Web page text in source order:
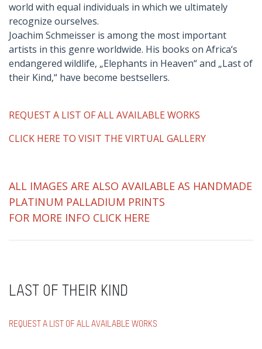
world with equal individuals in which we ultimately
recognize ourselves.
Joachim Schmeisser is among the most important
artists in this genre worldwide. His books on Africa‘s
endangered wildlife, „Elephants in Heaven“ and „Last of
their Kind,“ have become bestsellers.
REQUEST A LIST OF ALL AVAILABLE WORKS
CLICK HERE TO VISIT THE VIRTUAL GALLERY
ALL IMAGES ARE ALSO AVAILABLE AS HANDMADE
PLATINUM PALLADIUM PRINTS
FOR MORE INFO CLICK HERE
LAST OF THEIR KIND
REQUEST A LIST OF ALL AVAILABLE WORKS